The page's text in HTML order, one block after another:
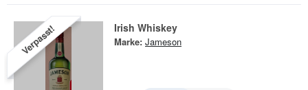
Verpasst! Irish Whiskey
Marke: Jameson